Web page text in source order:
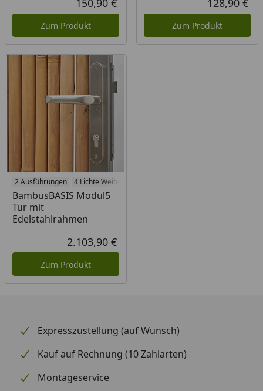
Aktueller Preis
150,90 €
Zum Produkt
128,90 €
Zum Produkt
2 Ausführungen 4 Lichte Weiten
BambusBASIS Modul5
Tür mit
Edelstahlrahmen
Aktueller Preis
2.103,90 €
Zum Produkt
Expresszustellung (auf Wunsch)
Kauf auf Rechnung (10 Zahlarten)
Montageservice